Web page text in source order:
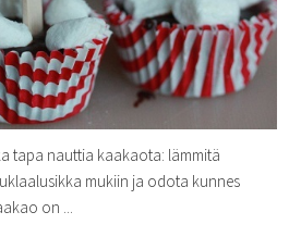
tapa nauttia kaakaota: lämmitä
mukiin ja odota kunnes
on ...